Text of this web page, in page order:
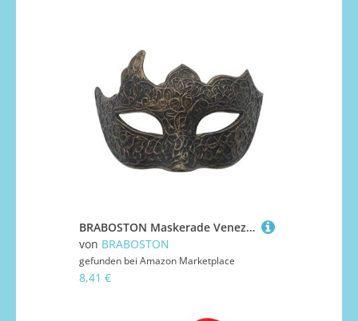
BRABOSTON Maskerade Venezianer Karneval Halbes Gesicht Halloween Kostüm für Karneval Party Ball Half Face
von BRABOSTON
gefunden bei Amazon Marketplace
8,41 €